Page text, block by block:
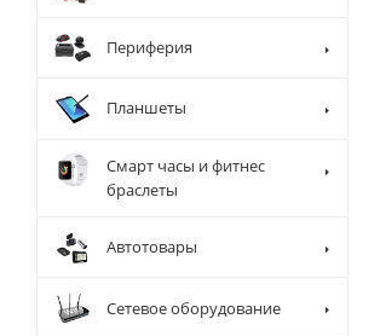
Периферия
Планшеты
Смарт часы и фитнес
браслеты
Автотовары
Сетевое оборудование